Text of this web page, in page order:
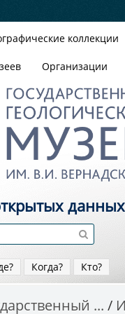
коллекции
Организации
данных
Когда? Кто?
...